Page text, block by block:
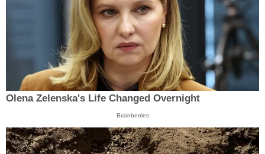
Olena Zelenska's Life Changed Overnight
Brainberries